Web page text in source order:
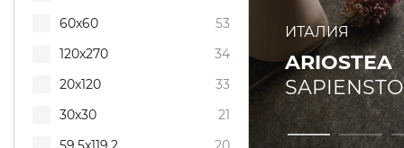
60x60
53
120x270
34
20x120
33
30x30
21
ИТАЛИЯ
ARIOSTEA